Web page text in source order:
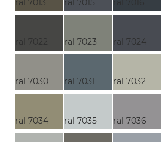
ral 7013 ral 7015
ral 7022 ral 7023 ral 7024
ral 7030 ral 7031 ral 7032
ral 7034 ral 7035 ral 7036